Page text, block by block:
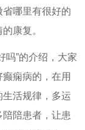
哪里有很好的
康复。
”的介绍，大家
痫病的，在用
活规律，多运
陪患者，让患